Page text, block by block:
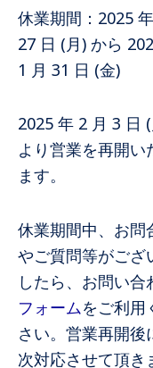
休業期間：2025
27 日 (月) から
1 月 31 日 (金)
2025 年 2 月 3 日
より営業を再開い
ます。
休業期間中、お問
やご質問等がござ
したら、お問い合
フォームをご利用
さい。営業再開後
次対応させて頂き